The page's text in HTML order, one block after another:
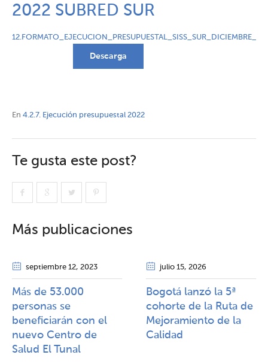
2022 SUBRED SUR
Descarga
En 4.2.7. Ejecución presupuestal 2022
Te gusta este post?
Más publicaciones
septiembre 12, 2023
Más de 53.000
personas se
beneficiarán con el
nuevo Centro de
Salud El Tunal
julio 15, 2026
Bogotá lanzó la 5ª
cohorte de la Ruta de
Mejoramiento de la
Calidad​​